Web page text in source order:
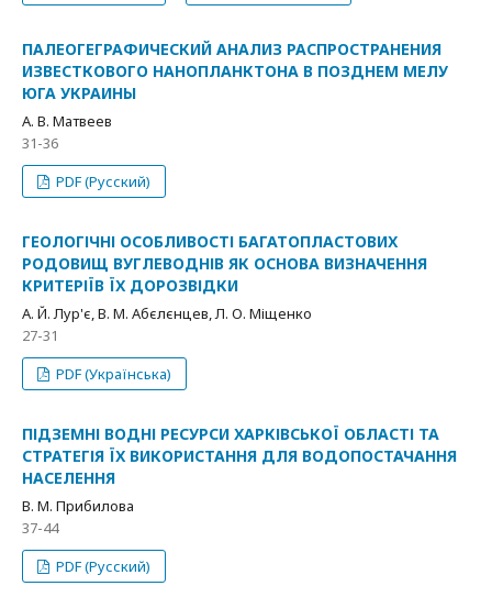
ПАЛЕОГЕГРАФИЧЕСКИЙ АНАЛИЗ РАСПРОСТРАНЕНИЯ
ИЗВЕСТКОВОГО НАНОПЛАНКТОНА В ПОЗДНЕМ МЕЛУ
ЮГА УКРАИНЫ
А. В. Матвеев
31-36
PDF (Русский)
ГЕОЛОГІЧНІ ОСОБЛИВОСТІ БАГАТОПЛАСТОВИХ
РОДОВИЩ ВУГЛЕВОДНІВ ЯК ОСНОВА ВИЗНАЧЕННЯ
КРИТЕРІЇВ ЇХ ДОРОЗВІДКИ
А. Й. Лур'є, В. М. Абєлєнцев, Л. О. Міщенко
27-31
PDF (Українська)
ПІДЗЕМНІ ВОДНІ РЕСУРСИ ХАРКІВСЬКОЇ ОБЛАСТІ ТА
СТРАТЕГІЯ ЇХ ВИКОРИСТАННЯ ДЛЯ ВОДОПОСТАЧАННЯ
НАСЕЛЕННЯ
В. М. Прибилова
37-44
PDF (Русский)